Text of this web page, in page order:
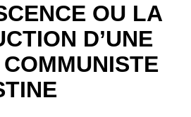
OU LA
D’UNE